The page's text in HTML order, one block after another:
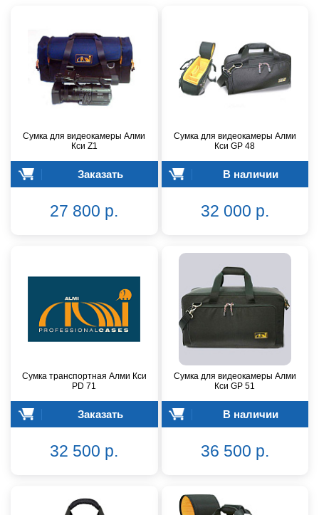
Сумка для видеокамеры Алми
Кси Z1
Заказать
27 800 р.
Сумка для видеокамеры Алми
Кси GP 48
В наличии
32 000 р.
Сумка транспортная Алми Кси
PD 71
Заказать
32 500 р.
Сумка для видеокамеры Алми
Кси GP 51
В наличии
36 500 р.